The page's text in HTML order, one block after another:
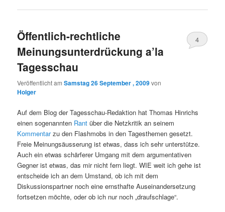
Öffentlich-rechtliche
Meinungsunterdrückung a’la
Tagesschau
Veröffentlicht amSamstag 26 September , 2009von
Holger
4
Auf dem Blog der Tagesschau-Redaktion hat Thomas Hinrichs
einen sogenannten Rant über die Netzkritik an seinem
Kommentarzu den Flashmobs in den Tagesthemen gesetzt.
Freie Meinungsäusserung ist etwas, dass ich sehr unterstütze.
Auch ein etwas schärferer Umgang mit dem argumentativen
Gegner ist etwas, das mir nicht fern liegt. WIE weit ich gehe ist
entscheide ich an dem Umstand, ob ich mit dem
Diskussionspartner noch eine ernsthafte Auseinandersetzung
fortsetzen möchte, oder ob ich nur noch „draufschlage“.